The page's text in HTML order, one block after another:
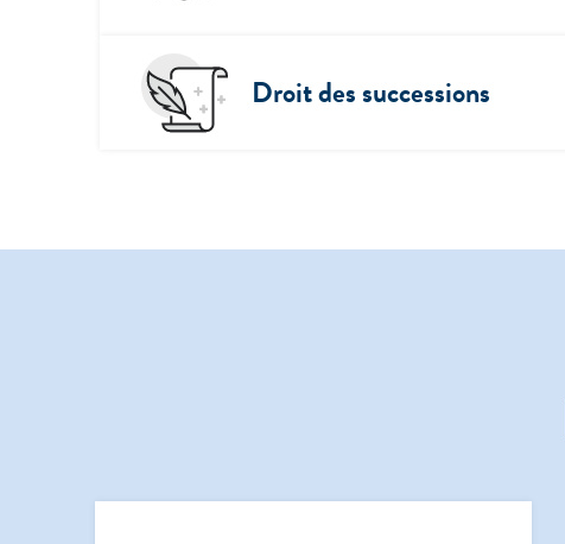
Droit des successions